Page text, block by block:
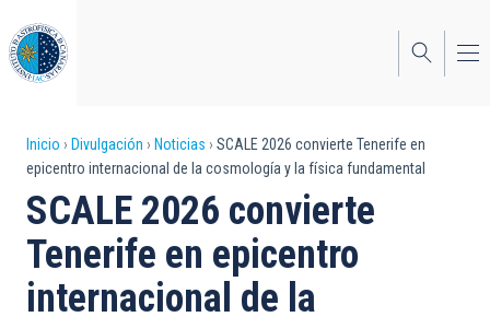
al
contenido
principal
Sobrescribir
enlaces
de
ayuda
a
Inicio Divulgación Noticias
SCALE 2026 convierte Tenerife en
epicentro internacional de la cosmología y la física fundamental
SCALE 2026 convierte
Tenerife en epicentro
internacional de la